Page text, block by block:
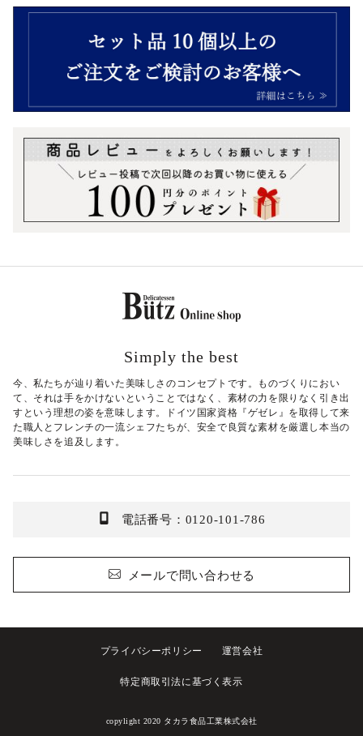
Simply the best
今、私たちが辿り着いた美味しさのコンセプトです。ものづくりにおい
て、それは手をかけないということではなく、素材の力を限りなく引き出
すという理想の姿を意味します。ドイツ国家資格『ゲゼレ』を取得して来
た職人とフレンチの一流シェフたちが、安全で良質な素材を厳選し本当の
美味しさを追及します。
電話番号：0120-101-786
メールで問い合わせる
プライバシーポリシー 運営会社
特定商取引法に基づく表示
copylight 2020 タカラ食品工業株式会社